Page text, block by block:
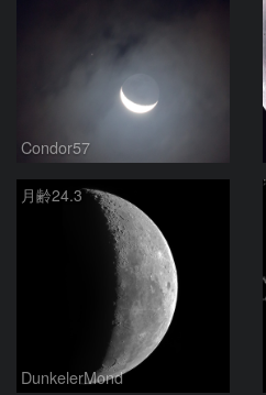
Condor57
月齢24.3
DunkelerMond